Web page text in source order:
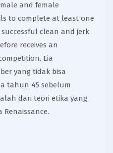
and female
to complete at least one
clean and jerk
receives an
Eia
yang tidak bisa
tahun 45 sebelum
dari teori etika yang